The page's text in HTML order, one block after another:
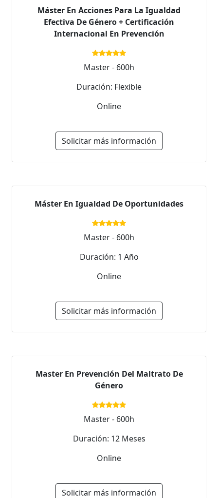
Máster En Acciones Para La Igualdad
Efectiva De Género + Certificación
Internacional En Prevención
Master - 600h
Duración: Flexible
Online
Solicitar más información
Máster En Igualdad De Oportunidades
Master - 600h
Duración: 1 Año
Online
Solicitar más información
Master En Prevención Del Maltrato De
Género
Master - 600h
Duración: 12 Meses
Online
Solicitar más información